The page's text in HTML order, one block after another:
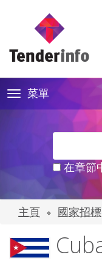
Toggle
navigation
菜單
在章節
主頁
國家招標